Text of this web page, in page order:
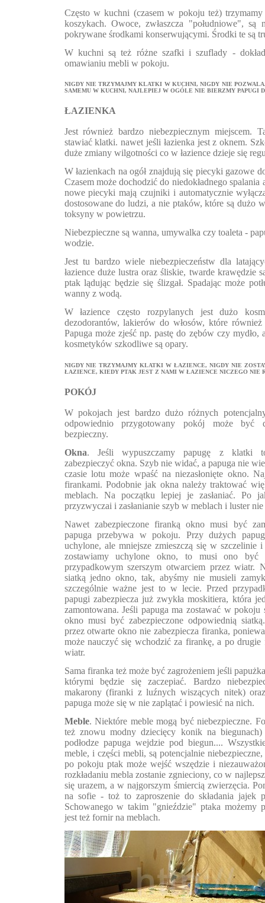
Często w kuchni (czasem w pokoju też)
koszykach. Owoce, zwłaszcza "południowe", są
pokrywane środkami konserwującymi. Środki te są
W kuchni są też różne szafki i szuflady -
omawianiu mebli w pokoju.
NIGDY NIE TRZYMAJMY KLATKI W KUCHNI, NIGDY NIE
SAMEMU W KUCHNI, NAJLEPIEJ W OGÓLE NIE BIERZMY PAPUGI
ŁAZIENKA
Jest również bardzo niebezpiecznym miejscem.
stawiać klatki. nawet jeśli łazienka jest z oknem.
duże zmiany wilgotności co w łazience dzieje się
W łazienkach na ogół znajdują się piecyki gazowe
Czasem może dochodzić do niedokładnego spalania
nowe piecyki mają czujniki i automatycznie
dostosowane do ludzi, a nie ptaków, które są dużo
toksyny w powietrzu.
Niebezpieczne są wanna, umywalka czy toaleta -
wodzie.
Jest tu bardzo wiele niebezpieczeństw dla
łazience duże lustra oraz śliskie, twarde krawędzie
ptak lądując będzie się ślizgał. Spadając może
wanny z wodą.
W łazience często rozpylanych jest dużo
dezodorantów, lakierów do włosów, które
Papuga może zjeść np. pastę do zębów czy
kosmetyków szkodliwe są opary.
NIGDY NIE TRZYMAJMY KLATKI W ŁAZIENCE, NIGDY NIE
ŁAZIENCE, KIEDY PTAK JEST Z NAMI W ŁAZIENCE NICZEGO NIE
POKÓJ
W pokojach jest bardzo dużo różnych
odpowiednio przygotowany pokój może być
bezpieczny.
Okna. Jeśli wypuszczamy papugę z klatki
zabezpieczyć okna. Szyb nie widać, a papuga nie
czasie lotu może wpaść na niezasłonięte okno.
firankami. Podobnie jak okna należy traktować
meblach. Na początku lepiej je zasłaniać. Po
przyzwyczai i zasłanianie szyb w meblach i luster
Nawet zabezpieczone firanką okno musi być
papuga przebywa w pokoju. Przy dużych
uchylone, ale mniejsze zmieszczą się w szczelinie
zostawiamy uchylone okno, to musi ono być
przypadkowym szerszym otwarciem przez wiatr.
siatką jedno okno, tak, abyśmy nie musieli
szczególnie ważne jest to w lecie. Przed
papugi zabezpiecza już zwykła moskitiera, która
zamontowana. Jeśli papuga ma zostawać w pokoju
okno musi być zabezpieczone odpowiednią
przez otwarte okno nie zabezpiecza firanka,
może nauczyć się wchodzić za firankę, a po drugie
wiatr.
Sama firanka też może być zagrożeniem jeśli
którymi będzie się zaczepiać. Bardzo
makarony (firanki z luźnych wiszących nitek)
papuga może się w nie zaplątać i powiesić na nich.
Meble. Niektóre meble mogą być niebezpieczne.
też znowu modny dziecięcy konik na
podłodze papuga wejdzie pod biegun....
meble, i części mebli, są potencjalnie
po pokoju ptak może wejść wszędzie i
rozkładaniu mebla zostanie zgnieciony, co w
się urazem, a w najgorszym śmiercią zwierzęcia.
na sofie - toż to zaproszenie do składania jajek
Schowanego w takim "gnieździe" ptaka możemy
jest też fornir na meblach.